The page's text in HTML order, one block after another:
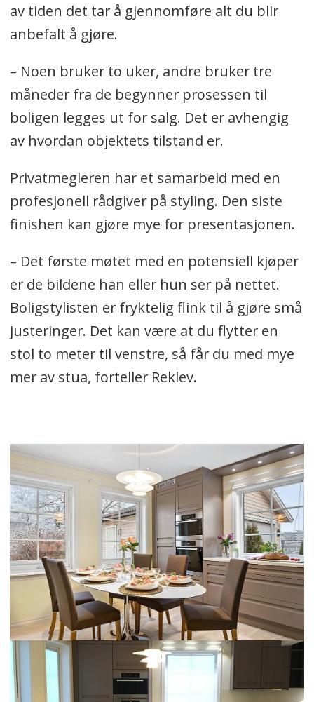
av tiden det tar å gjennomføre alt du blir
anbefalt å gjøre.
– Noen bruker to uker, andre bruker tre
måneder fra de begynner prosessen til
boligen legges ut for salg. Det er avhengig
av hvordan objektets tilstand er.
Privatmegleren har et samarbeid med en
profesjonell rådgiver på styling. Den siste
finishen kan gjøre mye for presentasjonen.
– Det første møtet med en potensiell kjøper
er de bildene han eller hun ser på nettet.
Boligstylisten er fryktelig flink til å gjøre små
justeringer. Det kan være at du flytter en
stol to meter til venstre, så får du med mye
mer av stua, forteller Reklev.